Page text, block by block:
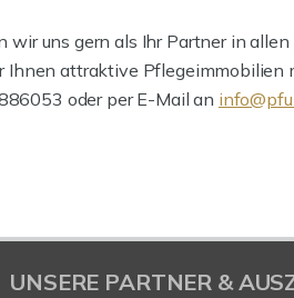
uns gern als Ihr Partner in
attraktive Pflegeimmobilien
oder per E-Mail an
UNSERE PARTNER &